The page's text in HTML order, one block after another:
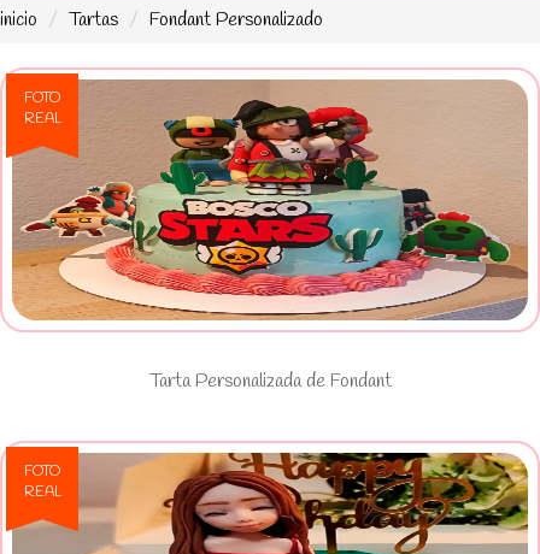
inicio Tartas Fondant Personalizado
FOTO
REAL
Ver Tarta Personalizada de Fondant
Tarta Personalizada de Fondant
FOTO
REAL